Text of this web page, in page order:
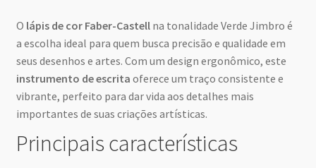
O lápis de cor Faber-Castellna tonalidade Verde Jimbro é
a escolha ideal para quem busca precisão e qualidade em
seus desenhos e artes. Com um design ergonômico, este
instrumento de escrita oferece um traço consistente e
vibrante, perfeito para dar vida aos detalhes mais
importantes de suas criações artísticas.
Principais características